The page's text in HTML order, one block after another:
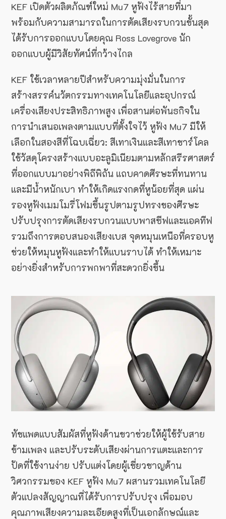
KEF เปิดตัวผลิตภัณฑ์ใหม่ Mu7 หูฟังไร้สายที่มา
พร้อมกับความสามารถในการตัดเสียงรบกวนขั้นสุด
ได้รับการออกแบบโดยคุณ Ross Lovegrove นัก
ออกแบบผู้มีวิสัยทัศน์ที่กว้างไกล
KEF ใช้เวลาหลายปีสำหรับความมุ่งมั่นในการ
สร้างสรรค์นวัตกรรมทางเทคโนโลยีและอุปกรณ์
เครื่องเสียงประสิทธิภาพสูง เพื่อสานต่อพันธกิจใน
การนำเสนอเพลงตามแบบที่ตั้งใจไว้ หูฟัง Mu7 มีให้
เลือกในสองสีที่โฉบเฉี่ยว: สีเทาเงินและสีเทาชาร์โคล
ใช้วัสดุโครงสร้างแบบอะลูมิเนียมตามหลักสรีรศาสตร์
ที่ออกแบบมาอย่างพิถีพิถัน แถบคาดศีรษะที่ทนทาน
และมีน้ำหนักเบา ทำให้เกิดแรงกดที่หูน้อยที่สุด แผ่น
รองหูฟังเมมโมรี่โฟมขึ้นรูปตามรูปทรงของศีรษะ
ปรับปรุงการตัดเสียงรบกวนแบบพาสซีฟและแอคทีฟ
รวมถึงการตอบสนองเสียงเบส จุดหมุนเหนือที่ครอบหู
ช่วยให้หมุนหูฟังและทำให้แบนราบได้ ทำให้เหมาะ
อย่างยิ่งสำหรับการพกพาที่สะดวกยิ่งขึ้น
ทัชแพดแบบสัมผัสที่หูฟังด้านขวาช่วยให้ผู้ใช้รับสาย
ข้ามเพลง และปรับระดับเสียงผ่านการแตะและการ
ปัดที่ใช้งานง่าย ปรับแต่งโดยผู้เชี่ยวชาญด้าน
วิศวกรรมของ KEF หูฟัง Mu7 ผสานรวมเทคโนโลยี
ตัวแปลงสัญญาณที่ได้รับการปรับปรุง เพื่อมอบ
คุณภาพเสียงความละเอียดสูงที่เป็นเอกลักษณ์และ